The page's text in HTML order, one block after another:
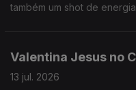
também um shot de
Valentina Jesus no
13 jul. 2026